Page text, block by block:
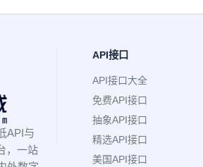
API与
，一站
API接口
API接口大全
免费API接口
抽象API接口
精选API接口
美国API接口